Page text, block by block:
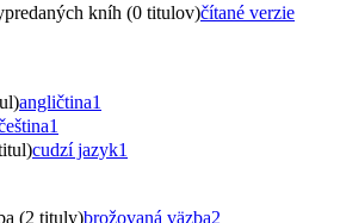
kníh (0 titulov)čítané verzie
angličtina1
1
cudzí jazyk1
(2 tituly)brožovaná väzba2